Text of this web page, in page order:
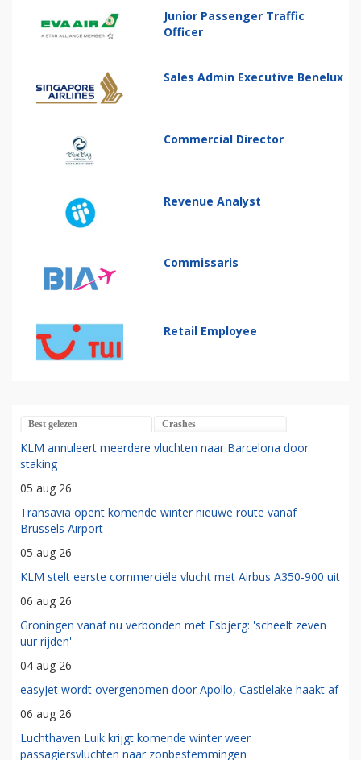
Junior Passenger Traffic
Officer
Sales Admin Executive Benelux
Commercial Director
Revenue Analyst
Commissaris
Retail Employee
Best gelezen Crashes
KLM annuleert meerdere vluchten naar Barcelona door
staking
05 aug 26
Transavia opent komende winter nieuwe route vanaf
Brussels Airport
05 aug 26
KLM stelt eerste commerciële vlucht met Airbus A350-900 uit
06 aug 26
Groningen vanaf nu verbonden met Esbjerg: 'scheelt zeven
uur rijden'
04 aug 26
easyJet wordt overgenomen door Apollo, Castlelake haakt af
06 aug 26
Luchthaven Luik krijgt komende winter weer
passagiersvluchten naar zonbestemmingen